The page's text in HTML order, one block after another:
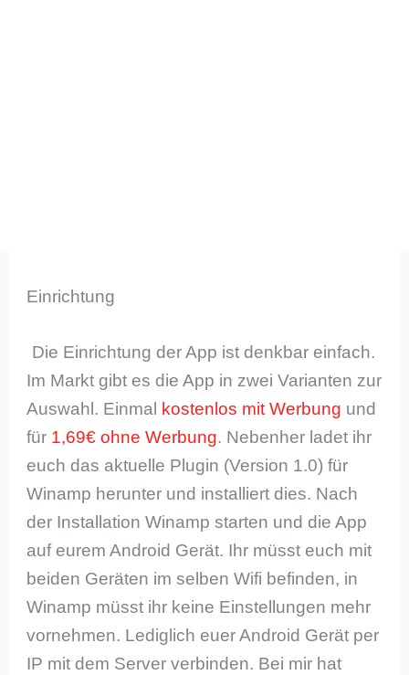
Einrichtung
Die Einrichtung der App ist denkbar einfach.
Im Markt gibt es die App in zwei Varianten zur
Auswahl. Einmal kostenlos mit Werbung und
für 1,69€ ohne Werbung. Nebenher ladet ihr
euch das aktuelle Plugin (Version 1.0) für
Winamp herunter und installiert dies. Nach
der Installation Winamp starten und die App
auf eurem Android Gerät. Ihr müsst euch mit
beiden Geräten im selben Wifi befinden, in
Winamp müsst ihr keine Einstellungen mehr
vornehmen. Lediglich euer Android Gerät per
IP mit dem Server verbinden. Bei mir hat